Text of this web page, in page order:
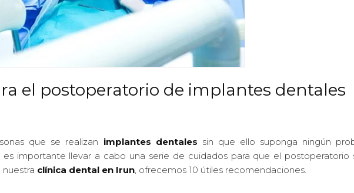
el postoperatorio de implantes dentales
que se realizan implantes dentales sin que ello suponga ningún
importante llevar a cabo una serie de cuidados para que el postoperatorio
clínica dental en Irun , ofrecemos 10 útiles recomendaciones.